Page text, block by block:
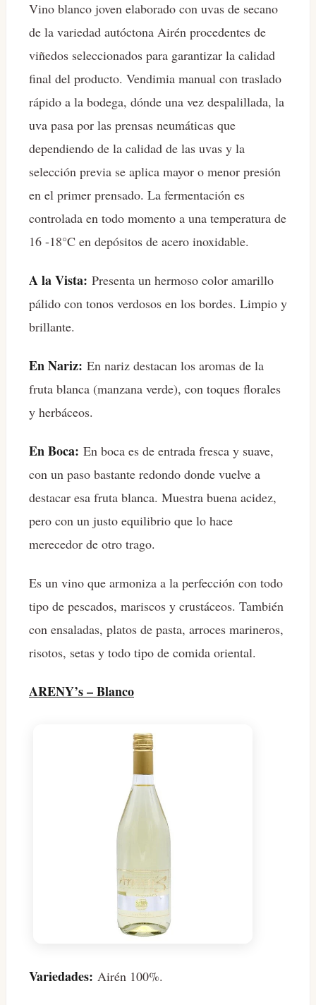
Vino blanco joven elaborado con uvas de secano
de la variedad autóctona Airén procedentes de
viñedos seleccionados para garantizar la calidad
final del producto. Vendimia manual con traslado
rápido a la bodega, dónde una vez despalillada, la
uva pasa por las prensas neumáticas que
dependiendo de la calidad de las uvas y la
selección previa se aplica mayor o menor presión
en el primer prensado. La fermentación es
controlada en todo momento a una temperatura de
16 -18°C en depósitos de acero inoxidable.
A la Vista: Presenta un hermoso color amarillo
pálido con tonos verdosos en los bordes. Limpio y
brillante.
En Nariz: En nariz destacan los aromas de la
fruta blanca (manzana verde), con toques florales
y herbáceos.
En Boca: En boca es de entrada fresca y suave,
con un paso bastante redondo donde vuelve a
destacar esa fruta blanca. Muestra buena acidez,
pero con un justo equilibrio que lo hace
merecedor de otro trago.
Es un vino que armoniza a la perfección con todo
tipo de pescados, mariscos y crustáceos. También
con ensaladas, platos de pasta, arroces marineros,
risotos, setas y todo tipo de comida oriental.
ARENY’s – Blanco
Variedades: Airén 100%.